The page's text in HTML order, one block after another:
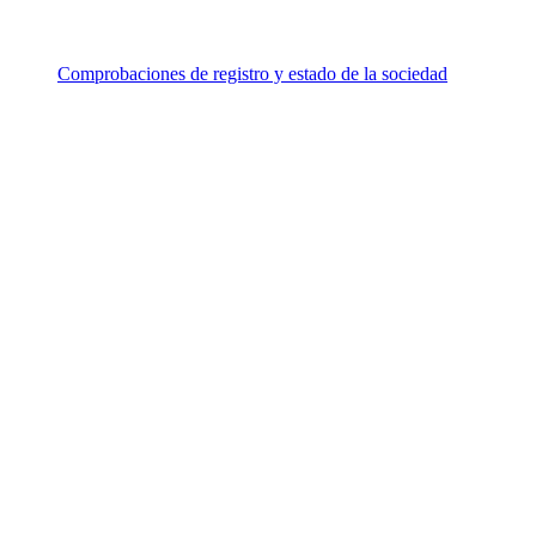
Comprobaciones de registro y estado de la sociedad